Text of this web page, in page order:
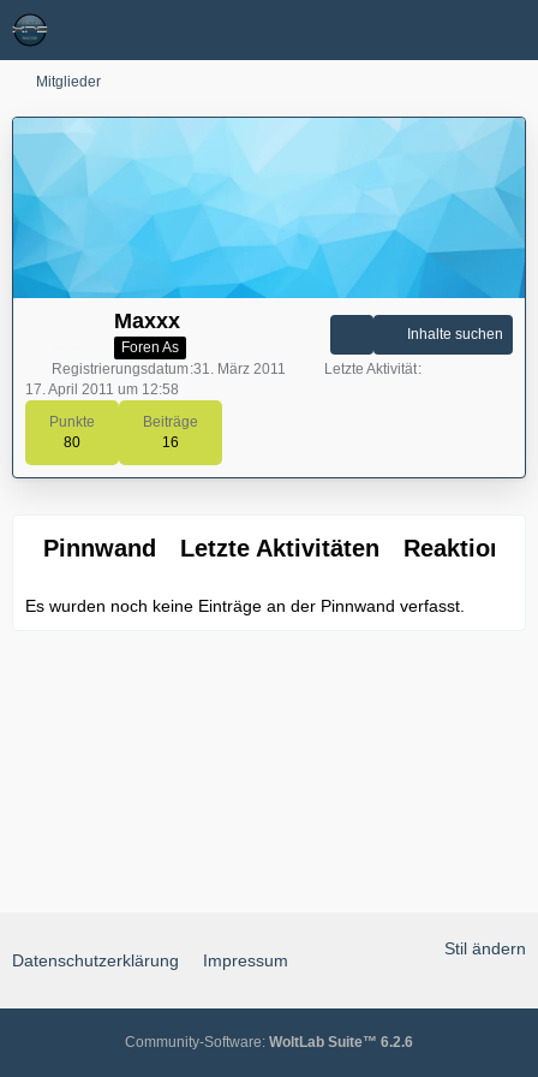
Mitglieder
Maxxx
Foren As
Punkte
80
Beiträge
16
Inhalte suchen
Registrierungsdatum 31. März 2011
Letzte Aktivität
17. April 2011 um 12:58
Pinnwand Letzte Aktivitäten Reaktionen
Es wurden noch keine Einträge an der Pinnwand verfasst.
Stil ändern
Datenschutzerklärung Impressum
Community-Software: WoltLab Suite™ 6.2.6